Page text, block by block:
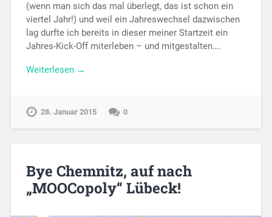
(wenn man sich das mal überlegt, das ist schon ein
viertel Jahr!) und weil ein Jahreswechsel dazwischen
lag durfte ich bereits in dieser meiner Startzeit ein
Jahres-Kick-Off miterleben – und mitgestalten….
Weiterlesen →
28. Januar 2015 0
Bye Chemnitz, auf nach
„MOOCopoly“ Lübeck!